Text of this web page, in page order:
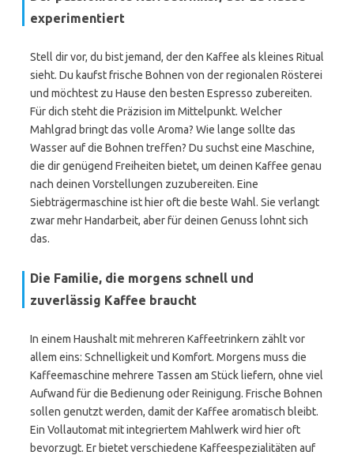
experimentiert
Stell dir vor, du bist jemand, der den Kaffee als kleines Ritual
sieht. Du kaufst frische Bohnen von der regionalen Rösterei
und möchtest zu Hause den besten Espresso zubereiten.
Für dich steht die Präzision im Mittelpunkt. Welcher
Mahlgrad bringt das volle Aroma? Wie lange sollte das
Wasser auf die Bohnen treffen? Du suchst eine Maschine,
die dir genügend Freiheiten bietet, um deinen Kaffee genau
nach deinen Vorstellungen zuzubereiten. Eine
Siebträgermaschine ist hier oft die beste Wahl. Sie verlangt
zwar mehr Handarbeit, aber für deinen Genuss lohnt sich
das.
Die Familie, die morgens schnell und
zuverlässig Kaffee braucht
In einem Haushalt mit mehreren Kaffeetrinkern zählt vor
allem eins: Schnelligkeit und Komfort. Morgens muss die
Kaffeemaschine mehrere Tassen am Stück liefern, ohne viel
Aufwand für die Bedienung oder Reinigung. Frische Bohnen
sollen genutzt werden, damit der Kaffee aromatisch bleibt.
Ein Vollautomat mit integriertem Mahlwerk wird hier oft
bevorzugt. Er bietet verschiedene Kaffeespezialitäten auf